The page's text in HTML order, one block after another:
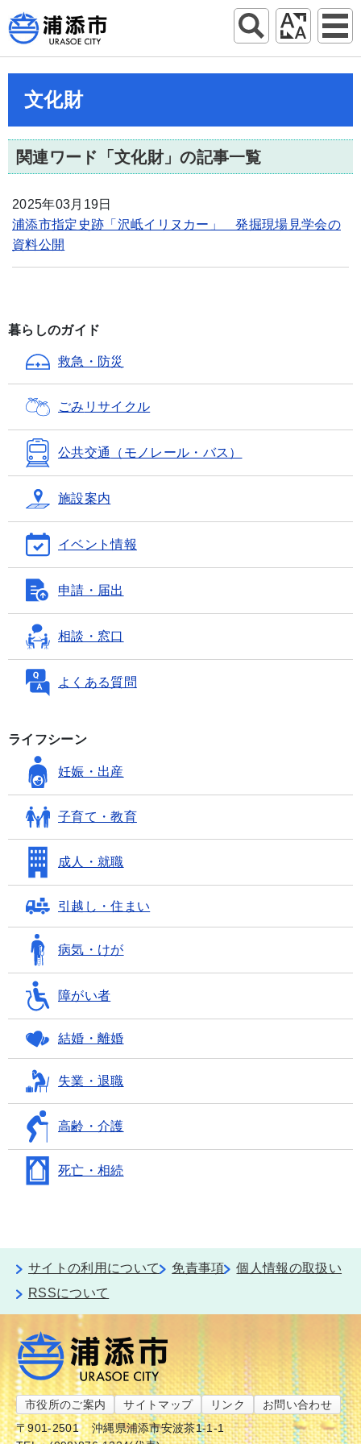
文化財
関連ワード「文化財」の記事一覧
2025年03月19日
浦添市指定史跡「沢岻イリヌカー」 発掘現場見学会の
資料公開
暮らしのガイド
救急・防災
ごみ リサイクル
公共交通 （モノレール・バス）
施設案内
イベント情報
申請・届出
相談・窓口
よくある質問
ライフシーン
妊娠・出産
子育て・教育
成人・就職
引越し・住まい
病気・けが
障がい者
結婚・離婚
失業・退職
高齢・介護
死亡・相続
サイトの利用について 免責事項
個人情報の取扱い
RSSについて
市役所のご案内 サイトマップ リンク
お問い合わせ
〒901-2501
沖縄県浦添市安波茶1-1-1